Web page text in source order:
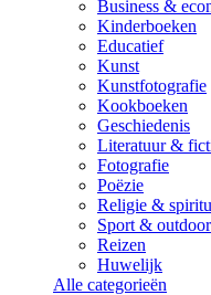
Business &
Kinderboeken
Educatief
Kunst
Kunstfotografie
Kookboeken
Geschiedenis
Literatuur &
Fotografie
Poëzie
Religie &
Sport & outdoor
Reizen
Huwelijk
Alle categorieën